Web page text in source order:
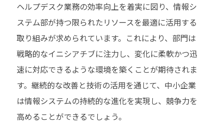
ヘルプデスク業務の効率向上を着実に図り、情報シ
ステム部が持つ限られたリソースを最適に活用する
取り組みが求められています。これにより、部門は
戦略的なイニシアチブに注力し、変化に柔軟かつ迅
速に対応できるような環境を築くことが期待されま
す。継続的な改善と技術の活用を通じて、中小企業
は情報システムの持続的な進化を実現し、競争力を
高めることができるでしょう。